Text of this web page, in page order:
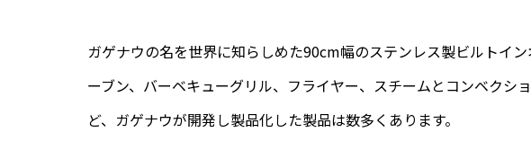
ガゲナウの名を世界に知らしめた90cm幅のステンレス製ビルトイ
ーブン、バーベキューグリル、フライヤー、スチームとコンベクシ
ど、ガゲナウが開発し製品化した製品は数多くあります。